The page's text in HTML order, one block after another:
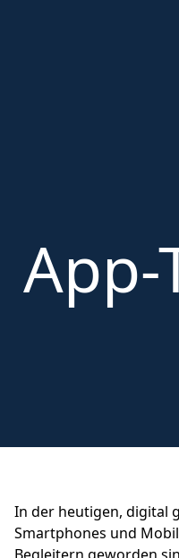
App-
In der heutigen, digital
Smartphones und